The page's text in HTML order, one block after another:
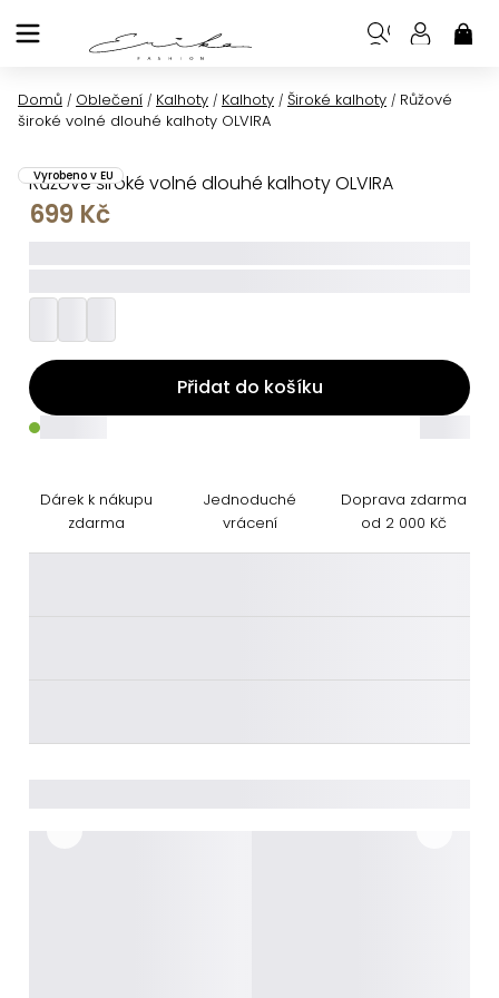
na
Domů / Oblečení / Kalhoty / Kalhoty / Široké kalhoty / Růžové
široké volné dlouhé kalhoty OLVIRA
Růžové široké volné dlouhé kalhoty OLVIRA
Vyrobeno v EU
699 Kč
Přidat do košíku
Dárek k nákupu
zdarma
Jednoduché
vrácení
Doprava zdarma
od 2 000 Kč